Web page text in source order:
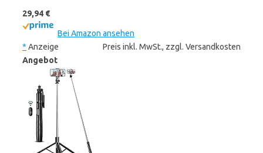
29,94 €
Bei Amazon ansehen
* Anzeige
Preis inkl. MwSt., zzgl. Versandkosten
Angebot